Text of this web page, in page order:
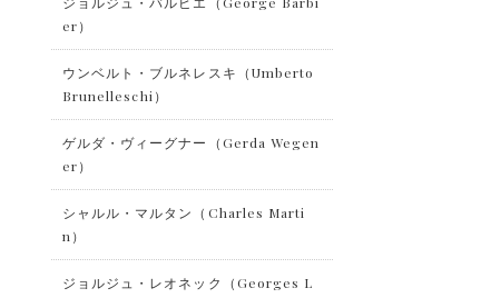
er）
ウンベルト・ブルネレスキ（Umberto
Brunelleschi）
ゲルダ・ヴィーグナー（Gerda Wegen
er）
シャルル・マルタン（Charles Marti
n）
ジョルジュ・レオネック（Georges L